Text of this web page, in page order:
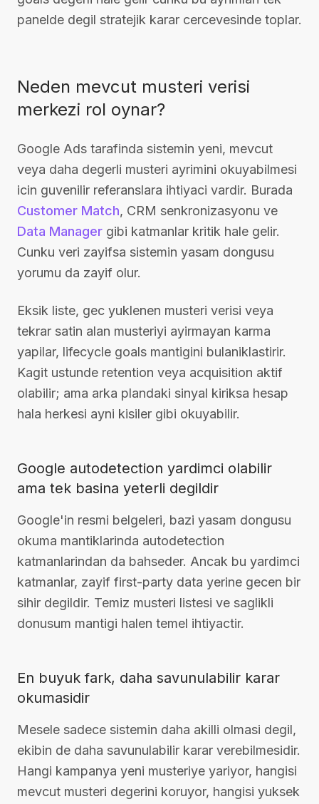
panelde degil stratejik karar cercevesinde toplar.
Neden mevcut musteri verisi
merkezi rol oynar?
Google Ads tarafinda sistemin yeni, mevcut
veya daha degerli musteri ayrimini okuyabilmesi
icin guvenilir referanslara ihtiyaci vardir. Burada
Customer Match, CRM senkronizasyonu ve
Data Manager gibi katmanlar kritik hale gelir.
Cunku veri zayifsa sistemin yasam dongusu
yorumu da zayif olur.
Eksik liste, gec yuklenen musteri verisi veya
tekrar satin alan musteriyi ayirmayan karma
yapilar, lifecycle goals mantigini bulaniklastirir.
Kagit ustunde retention veya acquisition aktif
olabilir; ama arka plandaki sinyal kiriksa hesap
hala herkesi ayni kisiler gibi okuyabilir.
Google autodetection yardimci olabilir
ama tek basina yeterli degildir
Google'in resmi belgeleri, bazi yasam dongusu
okuma mantiklarinda autodetection
katmanlarindan da bahseder. Ancak bu yardimci
katmanlar, zayif first-party data yerine gecen bir
sihir degildir. Temiz musteri listesi ve saglikli
donusum mantigi halen temel ihtiyactir.
En buyuk fark, daha savunulabilir karar
okumasidir
Mesele sadece sistemin daha akilli olmasi degil,
ekibin de daha savunulabilir karar verebilmesidir.
Hangi kampanya yeni musteriye yariyor, hangisi
mevcut musteri degerini koruyor, hangisi yuksek